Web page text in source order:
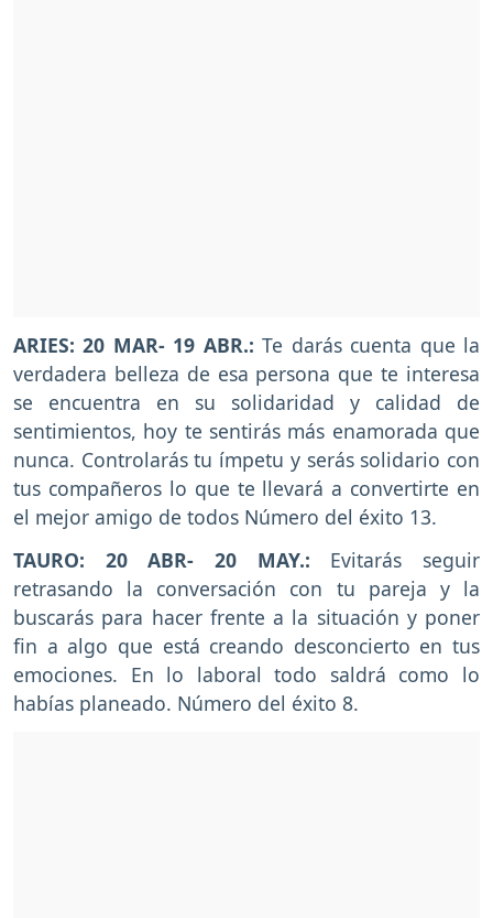
ARIES: 20 MAR- 19 ABR.:Te darás cuenta que la
verdadera belleza de esa persona que te interesa
se encuentra en su solidaridad y calidad de
sentimientos, hoy te sentirás más enamorada que
nunca. Controlarás tu ímpetu y serás solidario con
tus compañeros lo que te llevará a convertirte en
el mejor amigo de todos Número del éxito 13.
TAURO: 20 ABR- 20 MAY.: Evitarás seguir
retrasando la conversación con tu pareja y la
buscarás para hacer frente a la situación y poner
fin a algo que está creando desconcierto en tus
emociones. En lo laboral todo saldrá como lo
habías planeado. Número del éxito 8.